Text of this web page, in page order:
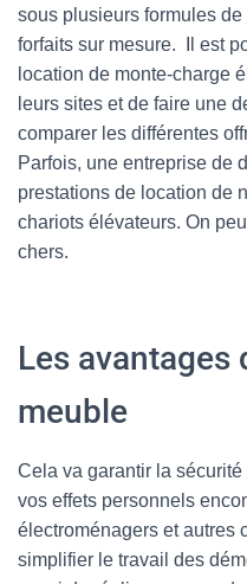
sous plusieurs formules
forfaits sur mesure. Il est
location de monte-charge
leurs sites et de faire une
comparer les différentes
Parfois, une entreprise de
prestations de location de
chariots élévateurs. On
chers.
Les avantages
meuble
Cela va garantir la
vos effets personnels
électroménagers et autres
simplifier le travail des